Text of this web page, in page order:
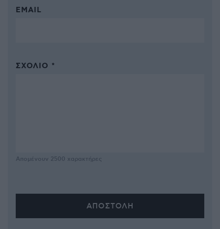
EMAIL
ΣΧΌΛΙΟ *
Απομένουν 2500 χαρακτήρες